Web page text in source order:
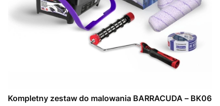
Kompletny zestaw do malowania BARRACUDA – BK06